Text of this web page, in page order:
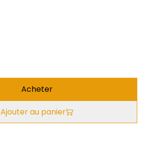
Acheter
Ajouter au panier